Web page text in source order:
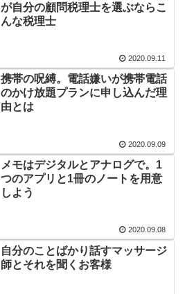
が自分の顧問税理士を選ぶならこ
んな税理士
2020.09.11
携帯の呪縛。電話嫌いが携帯電話
のかけ放題プランに申し込んだ理
由とは
2020.09.09
メモはデジタルとアナログで。1
つのアプリと1冊のノートを用意
しよう
2020.09.08
自分のことばかり話すマッサージ
師とそれを聞くお客様